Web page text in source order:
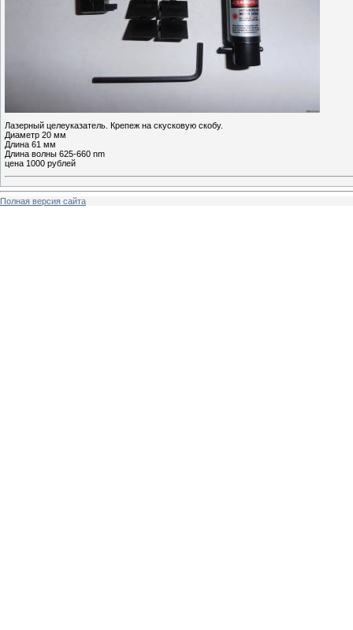
Лазерный целеуказатель. Крепеж на скусковую скобу.
Диаметр 20 мм
Длина 61 мм
Длина волны 625-660 nm
цена 1000 рублей
Полная версия сайта